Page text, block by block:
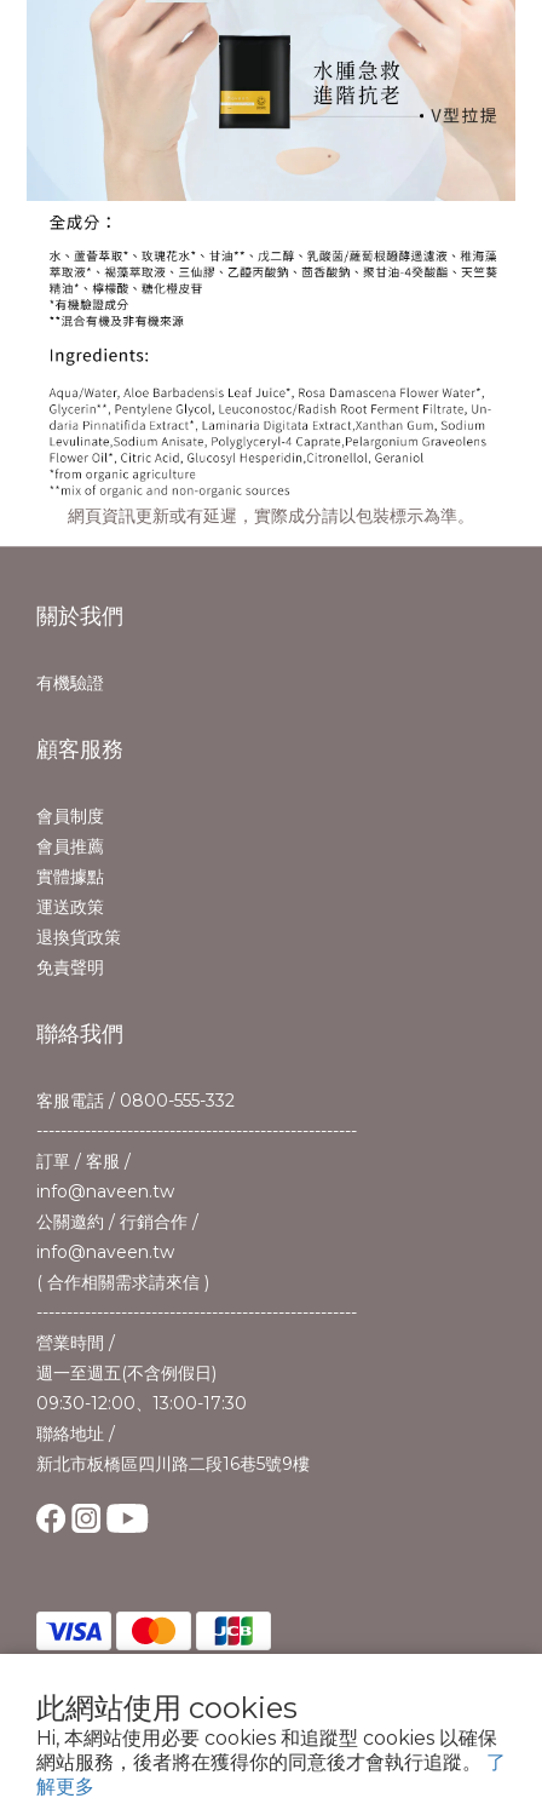
此網站使用 cookies
Hi, 本網站使用必要 cookies 和追蹤型 cookies 以確保
網站服務，後者將在獲得你的同意後才會執行追蹤。 了
解更多
網頁資訊更新或有延遲，實際成分請以包裝標示為準。
關於我們
有機驗證
顧客服務
會員制度
會員推薦
實體據點
運送政策
退換貨政策
免責聲明
聯絡我們
客服電話 / 0800-555-332
-----------------------------------------------------
訂單 / 客服 /
info@naveen.tw
公關邀約 / 行銷合作 /
info@naveen.tw
( 合作相關需求請來信 )
-----------------------------------------------------
營業時間 /
週一至週五(不含例假日)
09:30-12:00、13:00-17:30
聯絡地址 /
新北市板橋區四川路二段16巷5號9樓
copyright © 2024法藍茵國際行銷創意有限公司. All Rights Reserved